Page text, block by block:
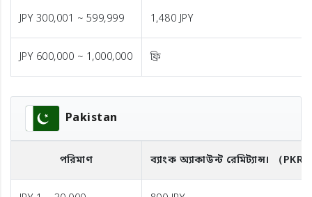
JPY 300,001 ~ 599,999 1,480 JPY
JPY 600,000 ~ 1,000,000 ফ্রি
Pakistan
পরিমাণ ব্যাংক অ্যাকাউন্ট রেমিট্যান্স। （PKR